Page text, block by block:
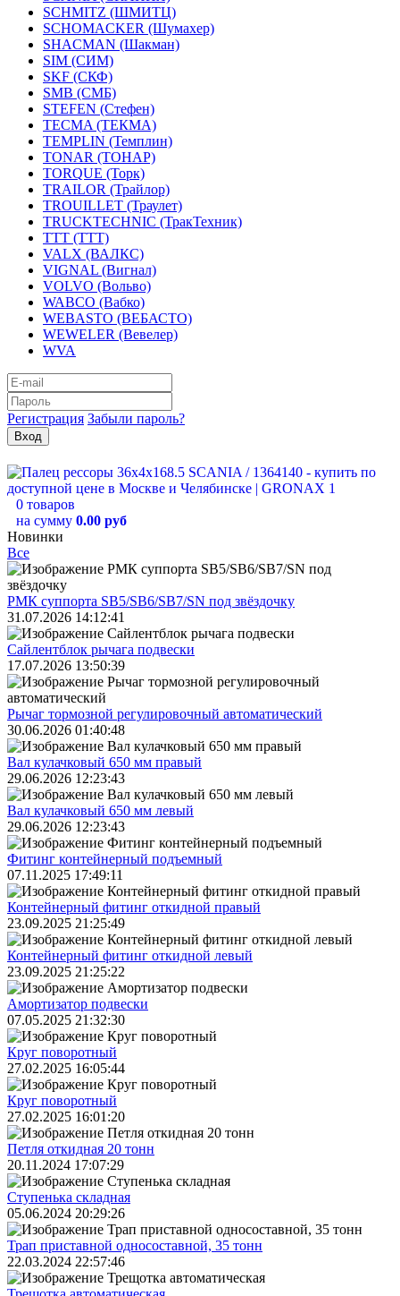
SCHMITZ (ШМИТЦ)
SCHOMACKER (Шумахер)
SHACMAN (Шакман)
SIM (СИМ)
SKF (СКФ)
SMB (СМБ)
STEFEN (Стефен)
TECMA (ТЕКМА)
TEMPLIN (Темплин)
TONAR (ТОНАР)
TORQUE (Торк)
TRAILOR (Трайлор)
TROUILLET (Траулет)
TRUCKTECHNIC (ТракТехник)
TTT (ТТТ)
VALX (ВАЛКС)
VIGNAL (Вигнал)
VOLVO (Вольво)
WABCO (Вабко)
WEBASTO (ВЕБАСТО)
WEWELER (Вевелер)
WVA
Регистрация Забыли пароль?
0 товаров
на сумму 0.00 руб
Новинки
Все
РМК суппорта SB5/SB6/SB7/SN под звёздочку
31.07.2026 14:12:41
Сайлентблок рычага подвески
17.07.2026 13:50:39
Рычаг тормозной регулировочный автоматический
30.06.2026 01:40:48
Вал кулачковый 650 мм правый
29.06.2026 12:23:43
Вал кулачковый 650 мм левый
29.06.2026 12:23:43
Фитинг контейнерный подъемный
07.11.2025 17:49:11
Контейнерный фитинг откидной правый
23.09.2025 21:25:49
Контейнерный фитинг откидной левый
23.09.2025 21:25:22
Амортизатор подвески
07.05.2025 21:32:30
Круг поворотный
27.02.2025 16:05:44
Круг поворотный
27.02.2025 16:01:20
Петля откидная 20 тонн
20.11.2024 17:07:29
Ступенька складная
05.06.2024 20:29:26
Трап приставной односоставной, 35 тонн
22.03.2024 22:57:46